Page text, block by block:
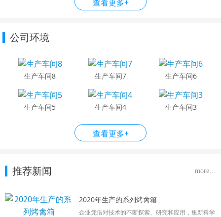
查看更多+
公司环境
生产车间8 生产车间7 生产车间6
生产车间5 生产车间4 生产车间3
查看更多+
推荐新闻 more…
2020年生产的系列烤禽箱
企业凭借对技术的不断探索、研究和应用，集新科学